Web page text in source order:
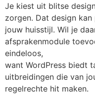
Je kiest uit blitse
zorgen. Dat design
jouw huisstijl. Wil je
afsprakenmodule
eindeloos,
want WordPress biedt
uitbreidingen die van
regelrechte hit maken.